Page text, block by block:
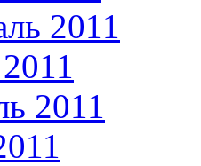
2011
2011